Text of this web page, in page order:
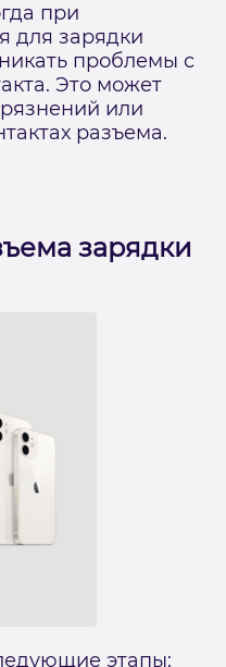
при
для зарядки
проблемы с
Это может
или
разъема.
зарядки
этапы: